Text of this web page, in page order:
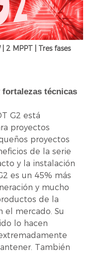
2 MPPT | Tres fases
fortalezas técnicas
G2 está
proyectos
proyectos
de la serie
y la instalación
es un 45% más
y mucho
de la
el mercado. Su
lo hacen
También